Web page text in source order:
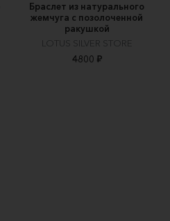
Браслет из натурального
жемчуга с позолоченной
ракушкой
LOTUS SILVER STORE
4800 ₽